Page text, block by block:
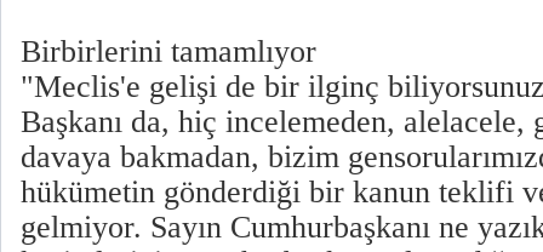
Birbirlerini tamamlıyor
"Meclis'e gelişi de bir ilginç
Başkanı da, hiç incelemeden,
davaya bakmadan, bizim
hükümetin gönderdiği bir kanun teklifi
gelmiyor. Sayın Cumhurbaşkanı ne